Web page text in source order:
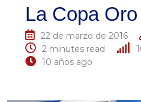
La Copa Oro
22 de marzo de 2016
2 minutes read
10 años ago